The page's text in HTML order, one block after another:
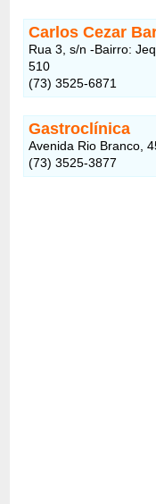
Carlos Cezar
Rua 3, s/n -Bairro:
510
(73) 3525-6871
Gastroclínica
Avenida Rio Branco,
(73) 3525-3877